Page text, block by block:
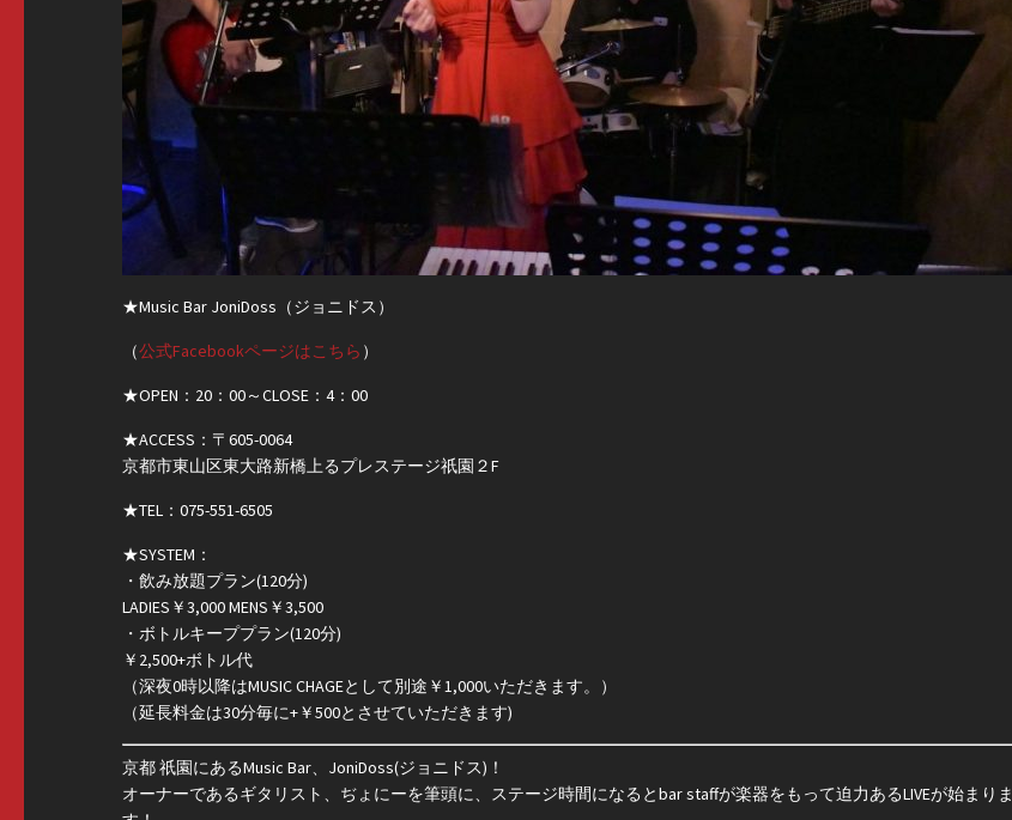
★Music Bar JoniDoss（ジョニドス）
（公式Facebookページはこちら ）
★OPEN：20：00～CLOSE：4：00
★ACCESS：〒605-0064
京都市東山区東大路新橋上るプレステージ祇園２F
★TEL：075-551-6505
★SYSTEM：
・飲み放題プラン(120分)
LADIES￥3,000 MENS￥3,500
・ボトルキーププラン(120分)
￥2,500+ボトル代
（深夜0時以降はMUSIC CHAGEとして別途￥1,000いただきます。）
（延長料金は30分毎に+￥500とさせていただきます)
京都 祇園にあるMusic Bar、JoniDoss(ジョニドス)！
オーナーであるギタリスト、ぢょにーを筆頭に、ステージ時間になるとbar staffが楽器をもって迫力あるLIVEが始まりま